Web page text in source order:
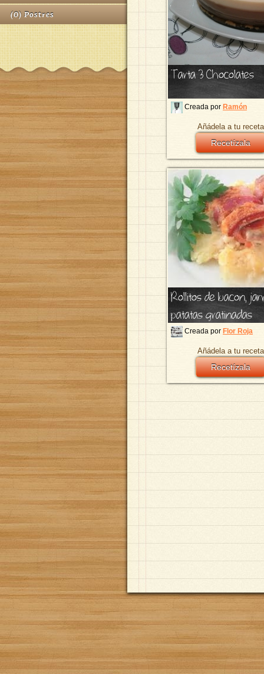
(0) Postres
Tarta 3 Chocolates
Creada por Ramón
Añádela a tu
Recetízala
Rollitos de bacon,
patatas gratinadas
Creada por Flor Roja
Añádela a tu
Recetízala